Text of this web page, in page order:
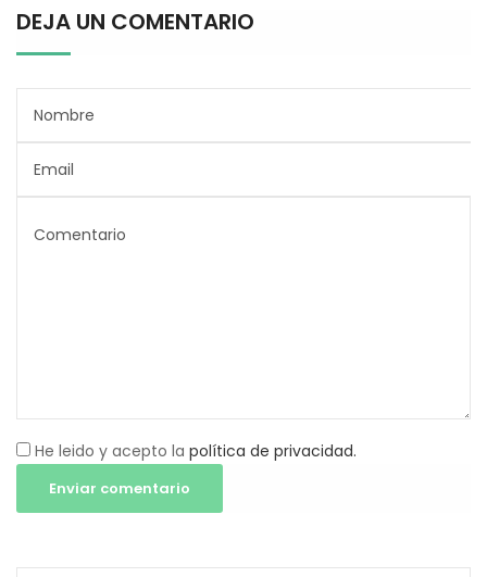
DEJA UN COMENTARIO
He leido y acepto la política de privacidad.